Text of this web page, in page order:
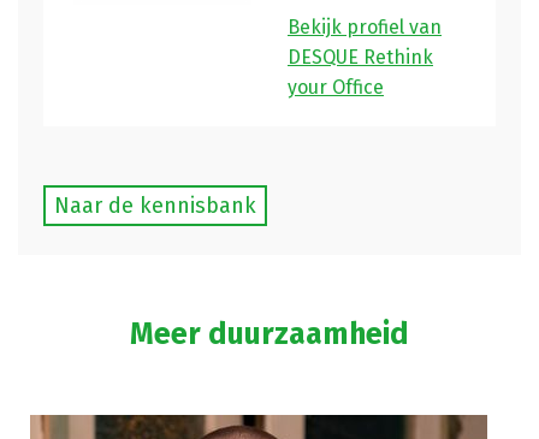
Bekijk profiel van
DESQUE Rethink
your Office
Naar de kennisbank
Meer duurzaamheid